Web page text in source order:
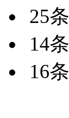
25条
14条
16条